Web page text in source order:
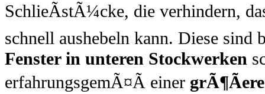
SchlieÃstÃ¼cke, die verhindern,
schnell aushebeln kann. Diese sind
Fenster in unteren Stockwerken
erfahrungsgemÃ¤Ã einer